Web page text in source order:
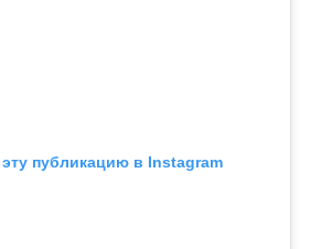
публикацию в Instagram